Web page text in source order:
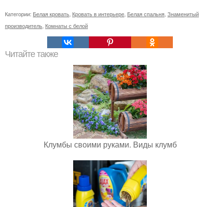
Категории: Белая кровать Кровать в интерьере Белая спальня Знаменитый
производитель Комнаты с белой
Читайте также
Клумбы своими руками. Виды клумб